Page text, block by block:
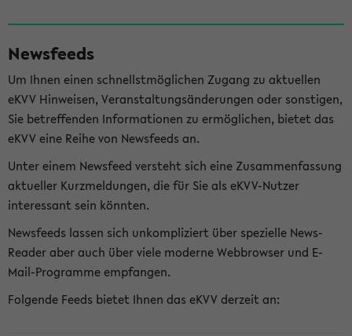
Newsfeeds
Um Ihnen einen schnellstmöglichen Zugang zu aktuellen
eKVV Hinweisen, Veranstaltungsänderungen oder sonstigen,
Sie betreffenden Informationen zu ermöglichen, bietet das
eKVV eine Reihe von Newsfeeds an.
Unter einem Newsfeed versteht sich eine Zusammenfassung
aktueller Kurzmeldungen, die für Sie als eKVV-Nutzer
interessant sein könnten.
Newsfeeds lassen sich unkompliziert über spezielle News-
Reader aber auch über viele moderne Webbrowser und E-
Mail-Programme empfangen.
Folgende Feeds bietet Ihnen das eKVV derzeit an: